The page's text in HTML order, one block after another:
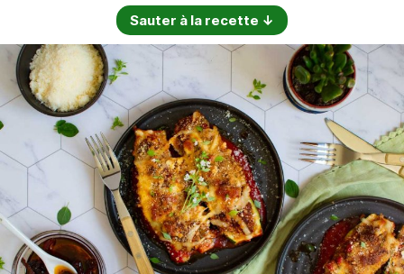
Sauter à la recette ↓